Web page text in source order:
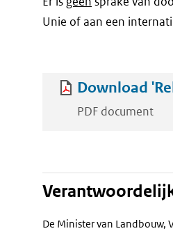
Unie of aan een
Download
PDF document
De Minister van Landbouw,